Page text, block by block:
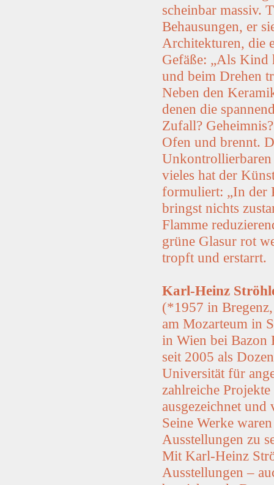
scheinbar massiv.
Behausungen, er
Architekturen, die
Gefäße: „Als Kind
und beim Drehen
Neben den
denen die
Zufall?
Ofen und brennt.
Unkontrollierbaren
vieles hat der
formuliert: „In der
bringst nichts
Flamme
grüne Glasur rot
tropft und erstarrt.
Karl-Heinz
(*1957 in
am Mozarteum in
in Wien bei Bazon
seit 2005 als
Universität für
zahlreiche
ausgezeichnet
Seine Werke
Ausstellungen zu
Mit Karl-Heinz
Ausstellungen –